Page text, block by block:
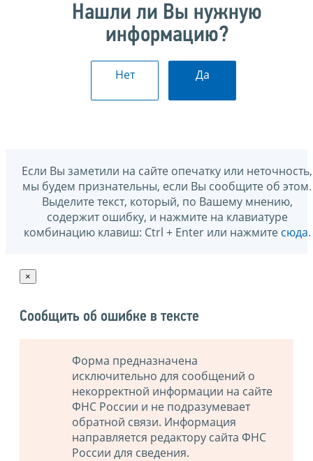
Нашли ли Вы нужную
информацию?
Нет Да
Если Вы заметили на сайте опечатку или неточность,
мы будем признательны, если Вы сообщите об этом.
Выделите текст, который, по Вашему мнению,
содержит ошибку, и нажмите на клавиатуре
комбинацию клавиш: Ctrl + Enter или нажмите сюда.
×
Сообщить об ошибке в тексте
Форма предназначена
исключительно для сообщений о
некорректной информации на сайте
ФНС России и не подразумевает
обратной связи. Информация
направляется редактору сайта ФНС
России для сведения.